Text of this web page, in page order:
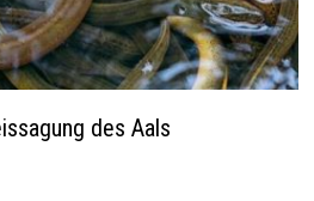
des Aals